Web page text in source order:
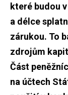
které budou
a délce
zárukou. To
zdrojům
Část
na účtech